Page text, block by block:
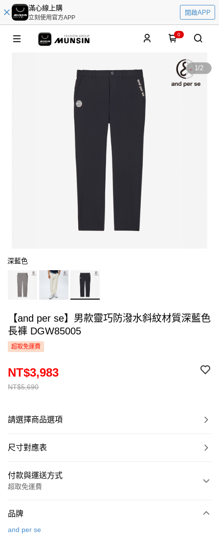
滿心線上購
立刻使用官方APP
開啟APP
0
1/2
深藍色
【and per se】男款靈巧防潑水斜紋材質深藍色
長褲 DGW85005
超取免運費
NT$5,690
NT$3,983
請選擇商品選項
尺寸對應表
付款與運送方式
超取免運費
信用卡一次付款
品牌
and per se